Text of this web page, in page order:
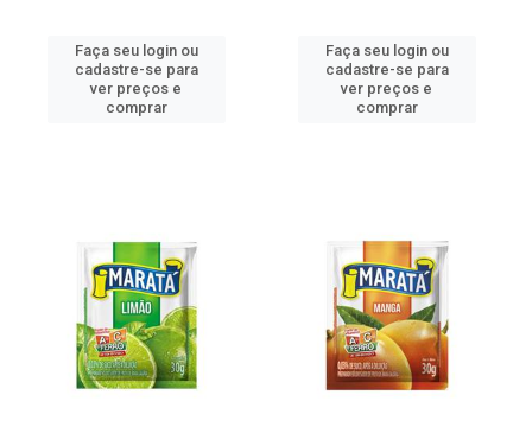
Faça seu login ou
cadastre-se para
ver preços e
comprar
Faça seu login ou
cadastre-se para
ver preços e
comprar